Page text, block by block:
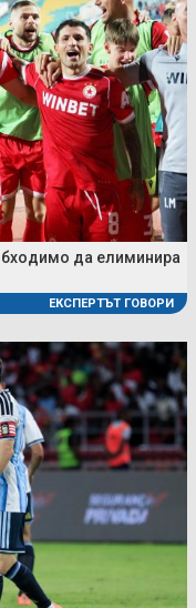
да елиминира
ЕКСПЕРТЪТ ГОВОРИ